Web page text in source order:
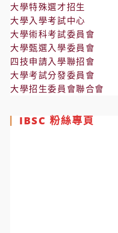
大學特殊選才招生
大學入學考試中心
大學術科考試委員會
大學甄選入學委員會
四技申請入學聯招會
大學考試分發委員會
大學招生委員會聯合會
IBSC 粉絲專頁